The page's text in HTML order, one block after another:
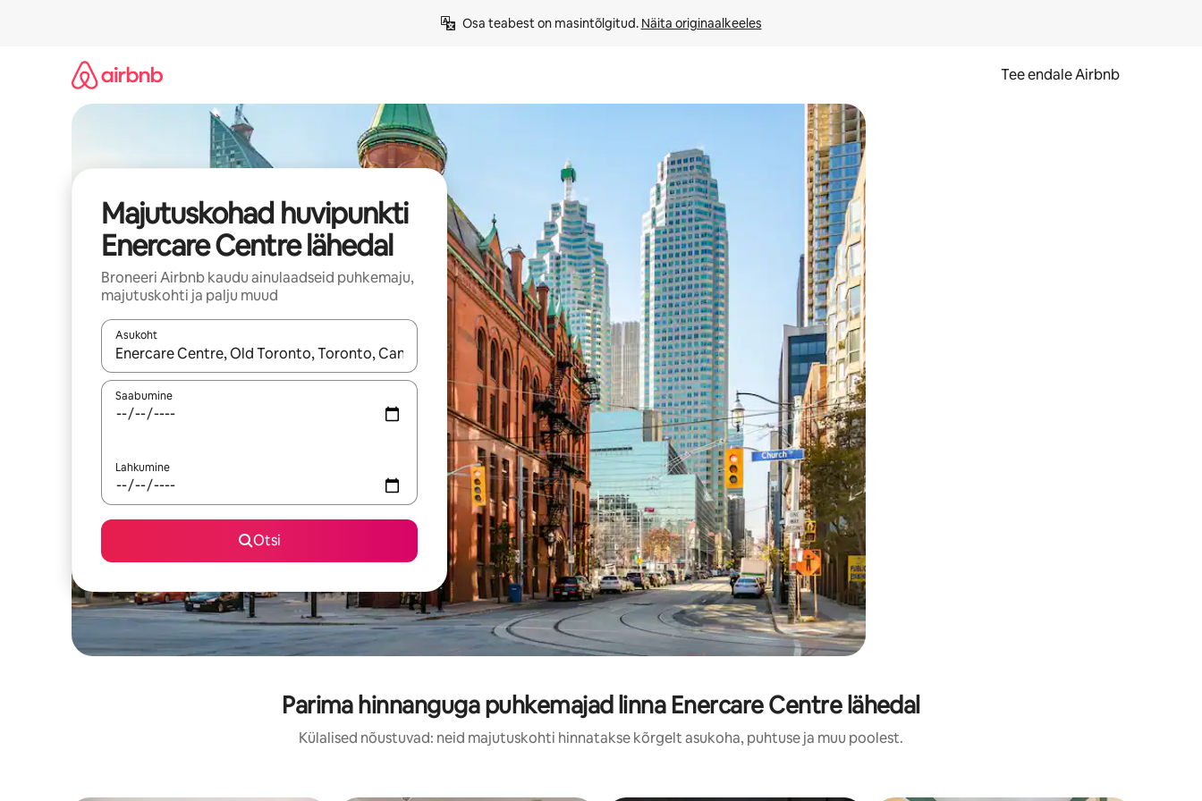
Osa teabest on masintõlgitud. Näita originaalkeeles
Tee endale Airbnb
Majutuskohad huvipunkti
Enercare Centre lähedal
Broneeri Airbnb kaudu ainulaadseid puhkemaju,
majutuskohti ja palju muud
Asukoht
Kui tulemused on kuvatud, liigu ekraanil nooleklahvidega või puuduta või tõmba mööda ekraani.
Saabumine
Lahkumine
Otsi
Parima hinnanguga puhkemajad linna Enercare Centre lähedal
Külalised nõustuvad: neid majutuskohti hinnatakse kõrgelt asukoha, puhtuse ja muu poolest.